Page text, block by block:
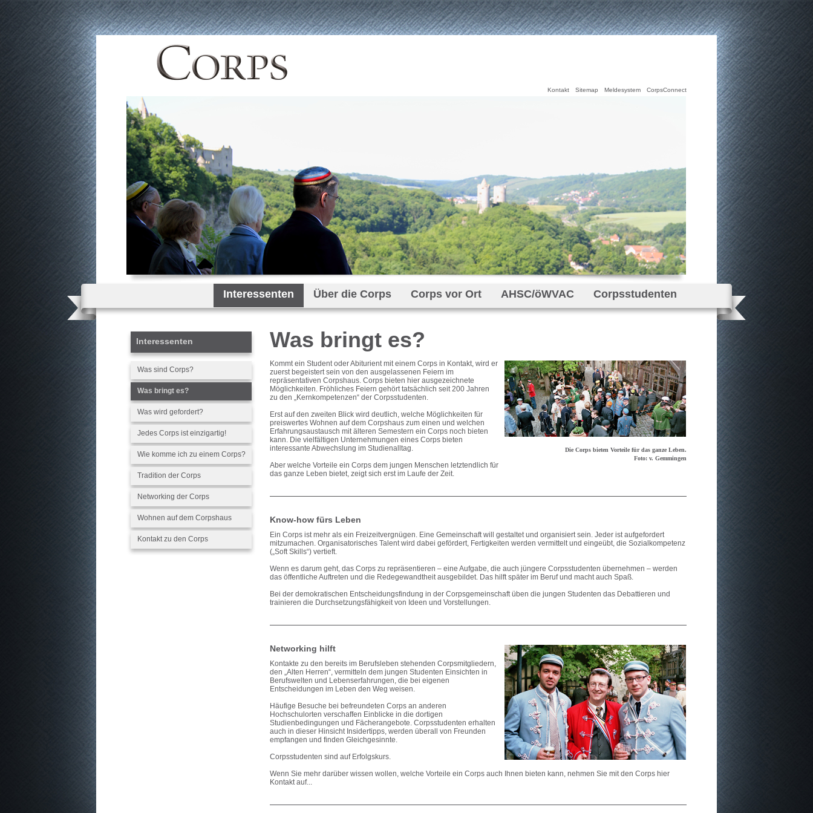
Kontakt Sitemap Meldesystem CorpsConnect
Interessenten Über die Corps Corps vor Ort AHSC/öWVAC Corpsstudenten
Interessenten
Was sind Corps?
Was bringt es?
Was wird gefordert?
Jedes Corps ist einzigartig!
Wie komme ich zu einem Corps?
Tradition der Corps
Networking der Corps
Wohnen auf dem Corpshaus
Kontakt zu den Corps
Was bringt es?
Die Corps bieten Vorteile für das ganze Leben.
Foto: v. Gemmingen
Kommt ein Student oder Abiturient mit einem Corps in Kontakt, wird er
zuerst begeistert sein von den ausgelassenen Feiern im
repräsentativen Corpshaus. Corps bieten hier ausgezeichnete
Möglichkeiten. Fröhliches Feiern gehört tatsächlich seit 200 Jahren
zu den „Kernkompetenzen“ der Corpsstudenten.
Erst auf den zweiten Blick wird deutlich, welche Möglichkeiten für
preiswertes Wohnen auf dem Corpshaus zum einen und welchen
Erfahrungsaustausch mit älteren Semestern ein Corps noch bieten
kann. Die vielfältigen Unternehmungen eines Corps bieten
interessante Abwechslung im Studienalltag.
Aber welche Vorteile ein Corps dem jungen Menschen letztendlich für
das ganze Leben bietet, zeigt sich erst im Laufe der Zeit.
Know-how fürs Leben
Ein Corps ist mehr als ein Freizeitvergnügen. Eine Gemeinschaft will gestaltet und organisiert sein. Jeder ist aufgefordert
mitzumachen. Organisatorisches Talent wird dabei gefördert, Fertigkeiten werden vermittelt und eingeübt, die Sozialkompetenz
(„Soft Skills“) vertieft.
Wenn es darum geht, das Corps zu repräsentieren – eine Aufgabe, die auch jüngere Corpsstudenten übernehmen – werden
das öffentliche Auftreten und die Redegewandtheit ausgebildet. Das hilft später im Beruf und macht auch Spaß.
Bei der demokratischen Entscheidungsfindung in der Corpsgemeinschaft üben die jungen Studenten das Debattieren und
trainieren die Durchsetzungsfähigkeit von Ideen und Vorstellungen.
Networking hilft
Kontakte zu den bereits im Berufsleben stehenden Corpsmitgliedern,
den „Alten Herren“, vermitteln dem jungen Studenten Einsichten in
Berufswelten und Lebenserfahrungen, die bei eigenen
Entscheidungen im Leben den Weg weisen.
Häufige Besuche bei befreundeten Corps an anderen
Hochschulorten verschaffen Einblicke in die dortigen
Studienbedingungen und Fächerangebote. Corpsstudenten erhalten
auch in dieser Hinsicht Insidertipps, werden überall von Freunden
empfangen und finden Gleichgesinnte.
Corpsstudenten sind auf Erfolgskurs.
Wenn Sie mehr darüber wissen wollen, welche Vorteile ein Corps auch Ihnen bieten kann, nehmen Sie mit den Corps hier
Kontakt auf...